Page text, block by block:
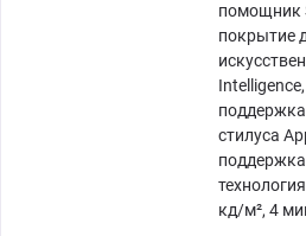
помощник
покрытие
стилуса
поддержка
кд/м², 4